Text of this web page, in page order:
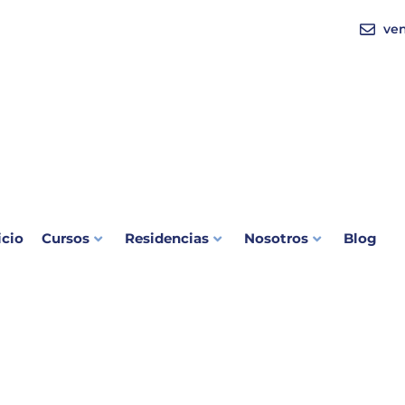
Cursos Residencias Nosotros Blog